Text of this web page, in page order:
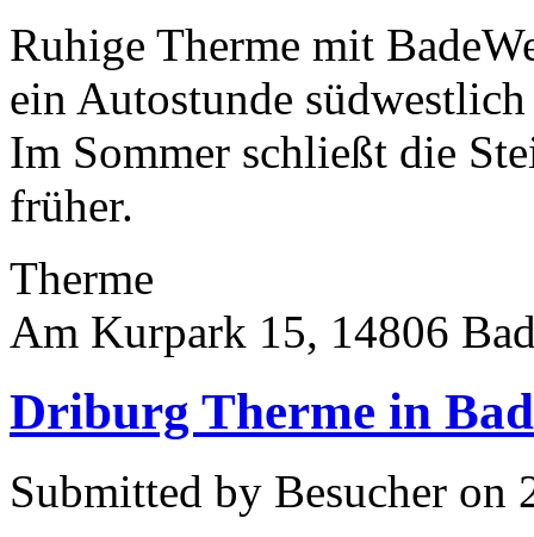
Ruhige Therme mit
ein Autostunde
Im Sommer schließt die
früher.
Therme
Am Kurpark 15, 14806
Driburg Therme in
Submitted by Besucher on